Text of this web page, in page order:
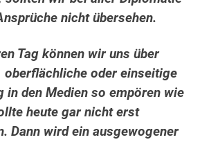
nicht übersehen.
Tag können wir uns über
oberflächliche oder einseitige
in den Medien so empören wie
heute gar nicht erst
Dann wird ein ausgewogener